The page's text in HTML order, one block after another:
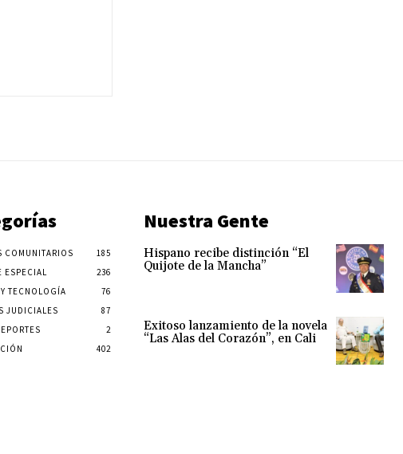
COMUNITARIOS
185
ESPECIAL
236
TECNOLOGÍA
76
JUDICIALES
87
2
402
Nuestra Gente
Hispano recibe distinción “El
Quijote de la Mancha”
Exitoso lanzamiento de la novela
“Las Alas del Corazón”, en Cali